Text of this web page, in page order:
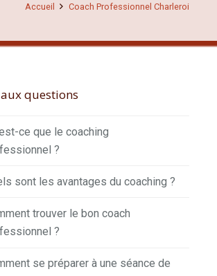
Accueil Coach Professionnel Charleroi
questions
ce que le coaching
?
sont les avantages du coaching ?
trouver le bon coach
?
se préparer à une séance de